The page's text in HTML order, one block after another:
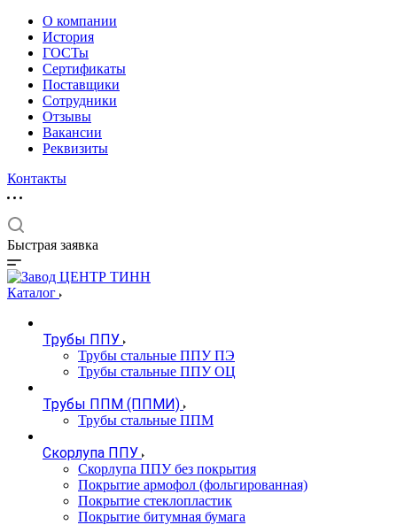
О компании
История
ГОСТы
Сертификаты
Поставщики
Сотрудники
Отзывы
Вакансии
Реквизиты
Контакты
Быстрая заявка
Каталог
Трубы ППУ
Трубы стальные ППУ ПЭ
Трубы стальные ППУ ОЦ
Трубы ППМ (ППМИ)
Трубы стальные ППМ
Скорлупа ППУ
Скорлупа ППУ без покрытия
Покрытие армофол (фольгированная)
Покрытие стеклопластик
Покрытие битумная бумага